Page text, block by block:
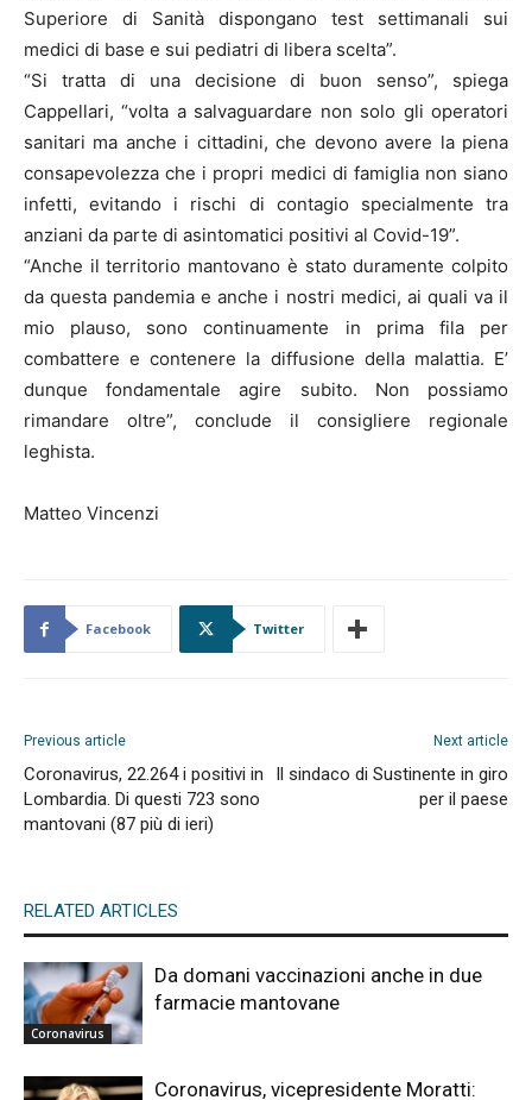
Superiore di Sanità dispongano test settimanali sui
medici di base e sui pediatri di libera scelta”.
“Si tratta di una decisione di buon senso”, spiega
Cappellari, “volta a salvaguardare non solo gli operatori
sanitari ma anche i cittadini, che devono avere la piena
consapevolezza che i propri medici di famiglia non siano
infetti, evitando i rischi di contagio specialmente tra
anziani da parte di asintomatici positivi al Covid-19”.
“Anche il territorio mantovano è stato duramente colpito
da questa pandemia e anche i nostri medici, ai quali va il
mio plauso, sono continuamente in prima fila per
combattere e contenere la diffusione della malattia. E’
dunque fondamentale agire subito. Non possiamo
rimandare oltre”, conclude il consigliere regionale
leghista.
Matteo Vincenzi
Facebook Twitter
Previous article
Coronavirus, 22.264 i positivi in
Lombardia. Di questi 723 sono
mantovani (87 più di ieri)
Next article
Il sindaco di Sustinente in giro
per il paese
RELATED ARTICLES
Coronavirus
Da domani vaccinazioni anche in due
farmacie mantovane
Coronavirus, vicepresidente Moratti: